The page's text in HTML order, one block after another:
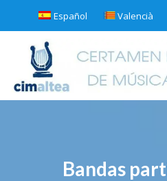
Español Valencià
Bandas